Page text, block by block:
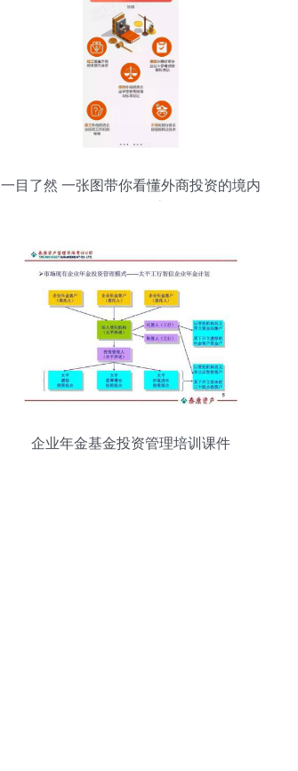
一目了然 一张图带你看懂外商投资的境内
企业年金基金投资管理培训课件